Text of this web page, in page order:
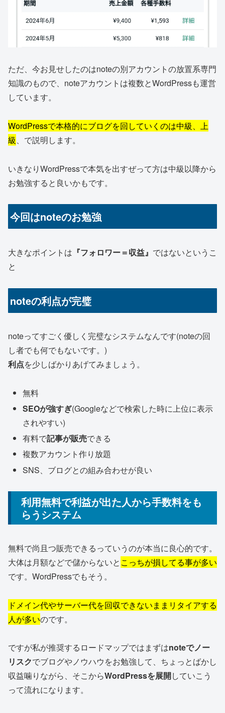
ただ、今お見せしたのはnoteの別アカウントの放置系専門
知識のもので、noteアカウントは複数とWordPressも運営
しています。
WordPressで本格的にブログを回していくのは中級、上
級、で説明します。
いきなりWordPressで本気を出すぜって方は中級以降から
お勉強すると良いかもです。
今回はnoteのお勉強
大きなポイントは 『フォロワー＝収益』 ではないというこ
と
noteの利点が完璧
noteってすごく優しく完璧なシステムなんです(noteの回
し者でも何でもないです。)
利点を少しばかりあげてみましょう。
無料
SEOが強すぎ(Googleなどで検索した時に上位に表示
されやすい)
有料で記事が販売できる
複数アカウント作り放題
SNS、ブログとの組み合わせが良い
利用無料で利益が出た人から手数料をも
らうシステム
無料で尚且つ販売できるっていうのが本当に良心的です。
大体は月額などで儲からないと こっちが損してる事が多い
です。WordPressでもそう。
ドメイン代やサーバー代を回収できないままリタイアする
人が多いのです。
ですが私が推奨するロードマップではまずはnoteでノー
リスクでブログやノウハウをお勉強して、ちょっとばかし
収益噛りながら、そこからWordPressを展開していこう
って流れになります。